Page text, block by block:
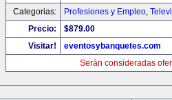
Categorias:
Profesiones y Empleo,
Precio:
$879.00
Visitar!
eventosybanquetes.com
Serán consideradas